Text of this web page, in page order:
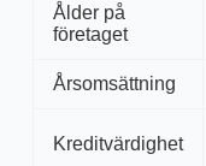
Ålder på
företaget
Årsomsättning
Kreditvärdighet